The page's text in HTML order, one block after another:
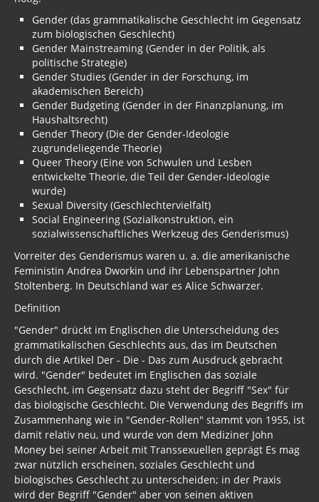
Gender (das grammatikalische Geschlecht im Gegensatz
zum biologischen Geschlecht)
Gender Mainstreaming (Gender in der Politik, als
politische Strategie)
Gender Studies (Gender in der Forschung, im
akademischen Bereich)
Gender Budgeting (Gender in der Finanzplanung, im
Haushaltsrecht)
Gender Theory (Die der Gender-Ideologie
zugrundeliegende Theorie)
Queer Theory (Eine von Schwulen und Lesben
entwickelte Theorie, die Teil der Gender-Ideologie
wurde)
Sexual Diversity (Geschlechtervielfalt)
Social Engineering (Sozialkonstruktion, ein
sozialwissenschaftliches Werkzeug des Genderismus)
Vorreiter des Genderismus waren u. a. die amerikanische
Feministin Andrea Dworkin und ihr Lebenspartner John
Stoltenberg. In Deutschland war es Alice Schwarzer.
Definition
"Gender" drückt im Englischen die Unterscheidung des
grammatikalischen Geschlechts aus, das im Deutschen
durch die Artikel Der - Die - Das zum Ausdruck gebracht
wird. "Gender" bedeutet im Englischen das soziale
Geschlecht, im Gegensatz dazu steht der Begriff "Sex" für
das biologische Geschlecht. Die Verwendung des Begriffs im
Zusammenhang wie in "Gender-Rollen" stammt von 1955, ist
damit relativ neu, und wurde von dem Mediziner John
Money bei seiner Arbeit mit Transsexuellen geprägt Es mag
zwar nützlich erscheinen, soziales Geschlecht und
biologisches Geschlecht zu unterscheiden; in der Praxis
wird der Begriff "Gender" aber von seinen aktiven